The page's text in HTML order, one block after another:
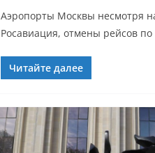
Аэропорты Москвы несмотря
Росавиация, отмены рейсов
Читайте далее